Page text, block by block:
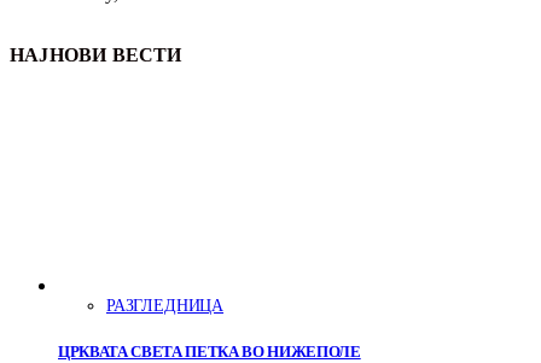
НАЈНОВИ ВЕСТИ
РАЗГЛЕДНИЦА
ЦРКВАТА СВЕТА ПЕТКА ВО НИЖЕПОЛЕ